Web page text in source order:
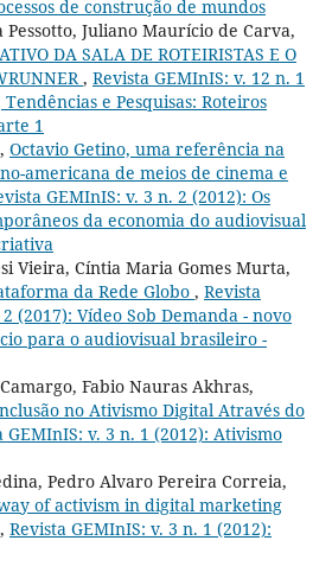
de construção de mundos
Pessotto, Juliano Maurício de Carva,
DA SALA DE ROTEIRISTAS E O
, Revista GEMInIS: v. 12 n. 1
Tendências e Pesquisas: Roteiros
1
Octavio Getino, uma referência na
americana de meios de cinema e
GEMInIS: v. 3 n. 2 (2012): Os
da economia do audiovisual
Vieira, Cíntia Maria Gomes Murta,
da Rede Globo , Revista
(2017): Vídeo Sob Demanda - novo
para o audiovisual brasileiro -
Fabio Nauras Akhras,
no Ativismo Digital Através do
GEMInIS: v. 3 n. 1 (2012): Ativismo
Pedro Alvaro Pereira Correia,
of activism in digital marketing
, Revista GEMInIS: v. 3 n. 1 (2012):